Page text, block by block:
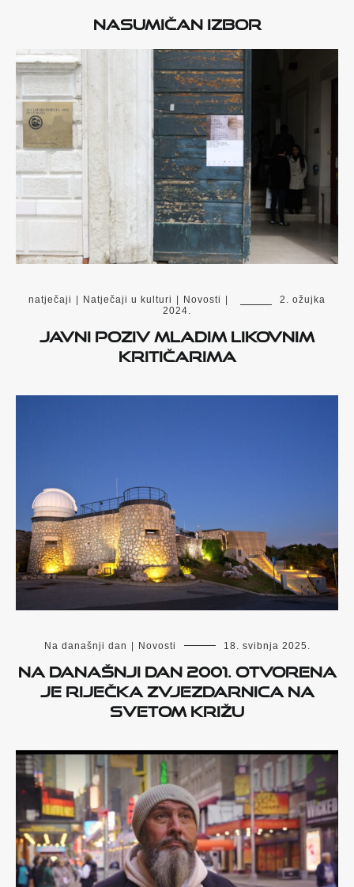
Nasumičan izbor
natječaji Natječaji u kulturi Novosti
2. ožujka
2024.
Javni poziv mladim likovnim
kritičarima
Na današnji dan Novosti 18. svibnja 2025.
Na današnji dan 2001. otvorena
je Riječka zvjezdarnica na
Svetom križu